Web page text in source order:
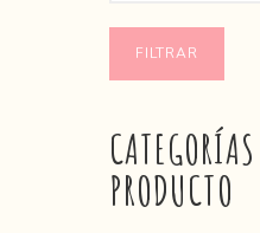
FILTRAR
PRODUCTO